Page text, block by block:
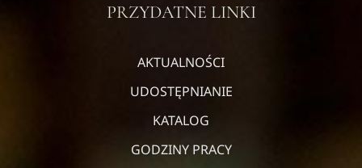
PRZYDATNE LINKI
AKTUALNOŚCI
UDOSTĘPNIANIE
KATALOG
GODZINY PRACY